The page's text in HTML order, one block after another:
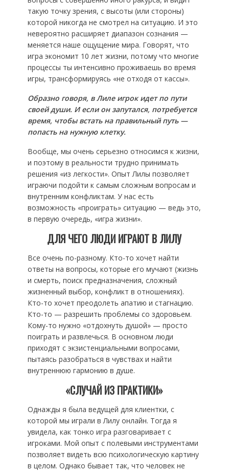
такую точку зрения, с высоты (или стороны)
которой никогда не смотрел на ситуацию. И это
невероятно расширяет диапазон сознания —
меняется наше ощущение мира. Говорят, что
игра экономит 10 лет жизни, потому что многие
процессы ты интенсивно проживаешь во время
игры, трансформируясь «не отходя от кассы».
Образно говоря, в Лиле игрок идет по пути
своей души. И если он запутался, потребуется
время, чтобы встать на правильный путь —
попасть на нужную клетку.
Вообще, мы очень серьезно относимся к жизни,
и поэтому в реальности трудно принимать
решения «из легкости». Опыт Лилы позволяет
играючи подойти к самым сложным вопросам и
внутренним конфликтам. У нас есть
возможность «проиграть» ситуацию — ведь это,
в первую очередь, «игра жизни».
ДЛЯ ЧЕГО ЛЮДИ ИГРАЮТ В ЛИЛУ
Все очень по-разному. Кто-то хочет найти
ответы на вопросы, которые его мучают (жизнь
и смерть, поиск предназначения, сложный
жизненный выбор, конфликт в отношениях).
Кто-то хочет преодолеть апатию и стагнацию.
Кто-то — разрешить проблемы со здоровьем.
Кому-то нужно «отдохнуть душой» — просто
поиграть и развлечься. В основном люди
приходят с экзистенциальными вопросами,
пытаясь разобраться в чувствах и найти
внутреннюю гармонию в душе.
«СЛУЧАЙ ИЗ ПРАКТИКИ»
Однажды я была ведущей для клиентки, с
которой мы играли в Лилу онлайн. Тогда я
увидела, как тонко игра разговаривает с
игроками. Мой опыт с полевыми инструментами
позволяет видеть всю психологическую картину
в целом. Однако бывает так, что человек не